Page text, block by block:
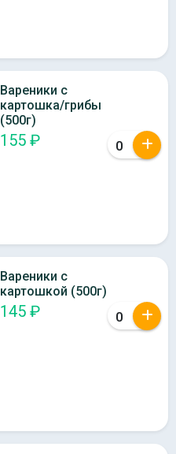
Вареники с
картошка/грибы
(500г)
155 ₽
Вареники с
картошкой (500г)
145 ₽